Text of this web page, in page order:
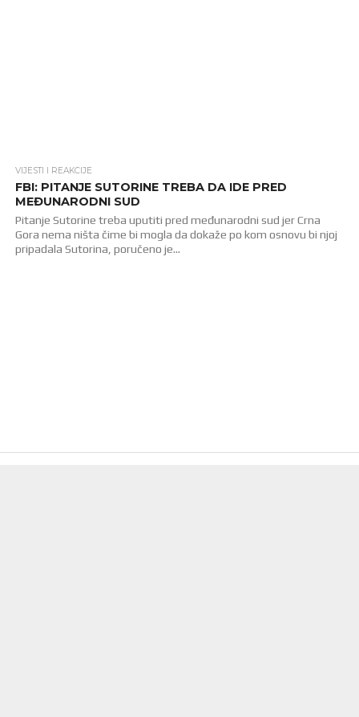
VIJESTI I REAKCIJE
FBI: PITANJE SUTORINE TREBA DA IDE PRED
MEĐUNARODNI SUD
Pitanje Sutorine treba uputiti pred međunarodni sud jer Crna
Gora nema ništa čime bi mogla da dokaže po kom osnovu bi njoj
pripadala Sutorina, poručeno je...